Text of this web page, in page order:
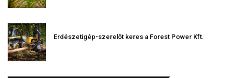
Erdészetigép-szerelőt keres a Forest Power Kft.